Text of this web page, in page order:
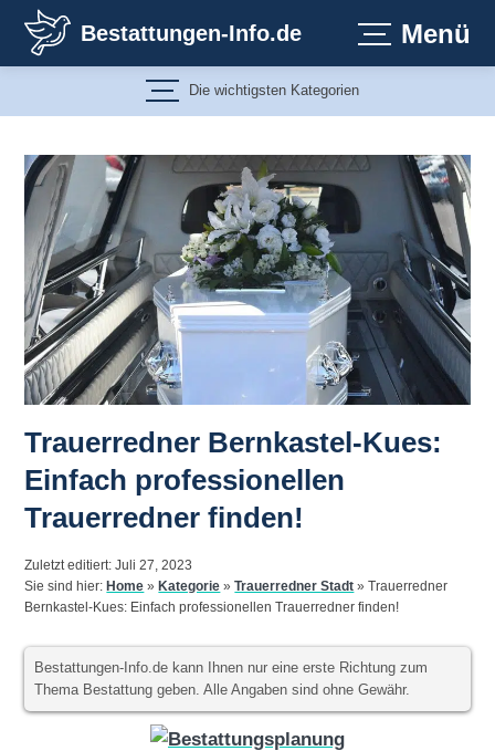
Inhalt
springen
Bestattungen-Info.de Menü
Die wichtigsten Kategorien
Trauerredner Bernkastel-Kues:
Einfach professionellen
Trauerredner finden!
Zuletzt editiert: Juli 27, 2023
Sie sind hier: Home » Kategorie »Trauerredner Stadt »Trauerredner
Bernkastel-Kues: Einfach professionellen Trauerredner finden!
Bestattungen-Info.de kann Ihnen nur eine erste Richtung zum
Thema Bestattung geben. Alle Angaben sind ohne Gewähr.